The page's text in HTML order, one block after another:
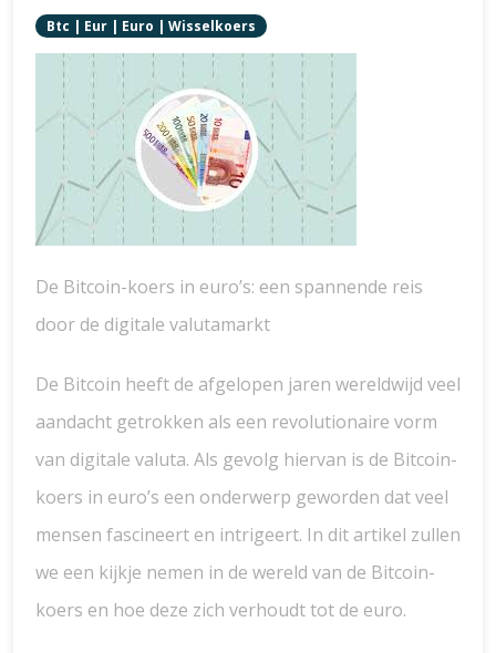
Btc | Eur | Euro | Wisselkoers
De Bitcoin-koers in euro’s: een spannende reis
door de digitale valutamarkt
De Bitcoin heeft de afgelopen jaren wereldwijd veel
aandacht getrokken als een revolutionaire vorm
van digitale valuta. Als gevolg hiervan is de Bitcoin-
koers in euro’s een onderwerp geworden dat veel
mensen fascineert en intrigeert. In dit artikel zullen
we een kijkje nemen in de wereld van de Bitcoin-
koers en hoe deze zich verhoudt tot de euro.